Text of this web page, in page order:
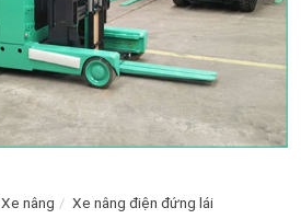
Xe nâng / Xe nâng điện đứng lái